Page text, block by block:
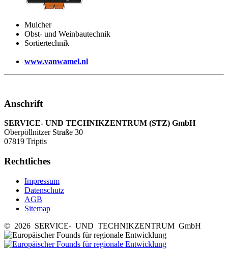
Mulcher
Obst- und Weinbautechnik
Sortiertechnik
www.vanwamel.nl
Anschrift
SERVICE- UND TECHNIKZENTRUM (STZ) GmbH
Oberpöllnitzer Straße 30
07819 Triptis
Rechtliches
Impressum
Datenschutz
AGB
Sitemap
© 2026 SERVICE- UND TECHNIKZENTRUM GmbH